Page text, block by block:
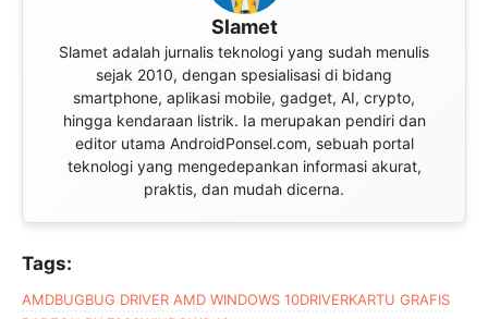
Slamet
Slamet adalah jurnalis teknologi yang sudah menulis
sejak 2010, dengan spesialisasi di bidang
smartphone, aplikasi mobile, gadget, AI, crypto,
hingga kendaraan listrik. Ia merupakan pendiri dan
editor utama AndroidPonsel.com, sebuah portal
teknologi yang mengedepankan informasi akurat,
praktis, dan mudah dicerna.
Tags:
AMDBUGBUG DRIVER AMD WINDOWS 10DRIVERKARTU GRAFIS